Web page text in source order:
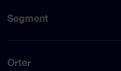
Segment
Orter